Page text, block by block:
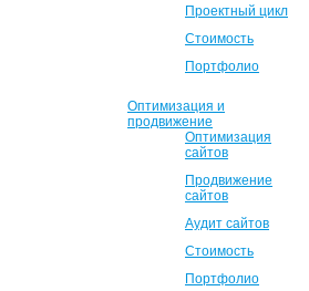
Проектный цикл
Стоимость
Портфолио
Оптимизация и
продвижение
Оптимизация
сайтов
Продвижение
сайтов
Аудит сайтов
Стоимость
Портфолио